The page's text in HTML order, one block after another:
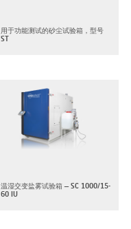
用于功能测试的砂尘试验箱，型号
ST
温湿交变盐雾试验箱 — SC 1000/15-
60 IU